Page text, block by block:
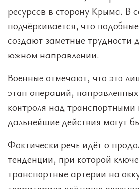
ресурсов в сторону Крыма. В
подчёркивается, что
создают заметные трудности
южном направлении.
Военные отмечают, что это
этап операций,
контроля над
дальнейшие действия могут
Фактически речь идёт о
тенденции, при которой
транспортные артерии на